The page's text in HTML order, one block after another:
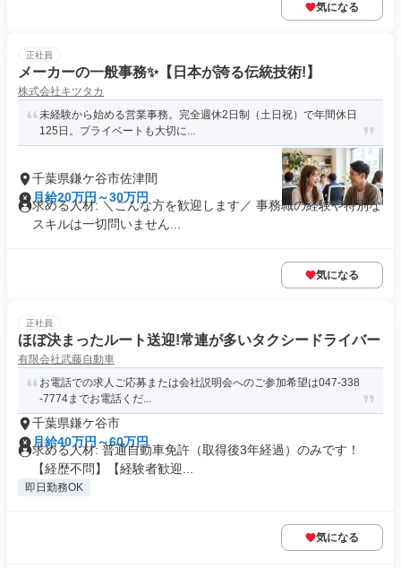
気になる
正社員
メーカーの一般事務✨️【日本が誇る伝統技術!】
株式会社キツタカ
未経験から始める営業事務。完全週休2日制（土日祝）で年間休日
125日。プライベートも大切に...
千葉県鎌ケ谷市佐津間
月給20万円～30万円
求める人材: ＼こんな方を歓迎します／ 事務職の経験や特別な
スキルは一切問いません...
気になる
正社員
ほぼ決まったルート送迎!常連が多いタクシードライバー
有限会社武藤自動車
お電話での求人ご応募または会社説明会へのご参加希望は047-338
-7774までお電話くだ...
千葉県鎌ケ谷市
月給40万円～60万円
求める人材: 普通自動車免許（取得後3年経過）のみです！
【経歴不問】【経験者歓迎...
即日勤務OK
気になる